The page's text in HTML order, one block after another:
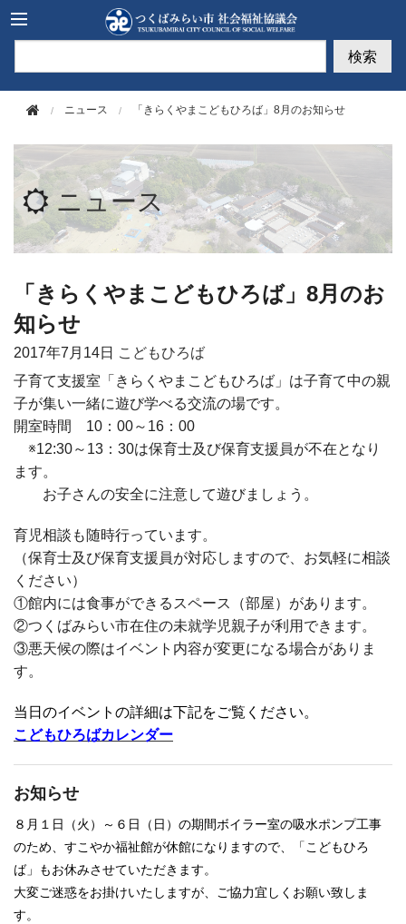
検索
ニュース 「きらくやまこどもひろば」8月のお知らせ
ニュース
「きらくやまこどもひろば」8月のお
知らせ
2017年7月14日 こどもひろば
子育て支援室「きらくやまこどもひろば」は子育て中の親
子が集い一緒に遊び学べる交流の場です。
開室時間 10：00～16：00
※12:30～13：30は保育士及び保育支援員が不在となり
ます。
お子さんの安全に注意して遊びましょう。
育児相談も随時行っています。
（保育士及び保育支援員が対応しますので、お気軽に相談
ください）
①館内には食事ができるスペース（部屋）があります。
②つくばみらい市在住の未就学児親子が利用できます。
③悪天候の際はイベント内容が変更になる場合がありま
す。
当日のイベントの詳細は下記をご覧ください。
こどもひろばカレンダー
お知らせ
８月１日（火）～６日（日）の期間ボイラー室の吸水ポンプ工事
のため、すこやか福祉館が休館になりますので、「こどもひろ
ば」もお休みさせていただきます。
大変ご迷惑をお掛けいたしますが、ご協力宜しくお願い致しま
す。